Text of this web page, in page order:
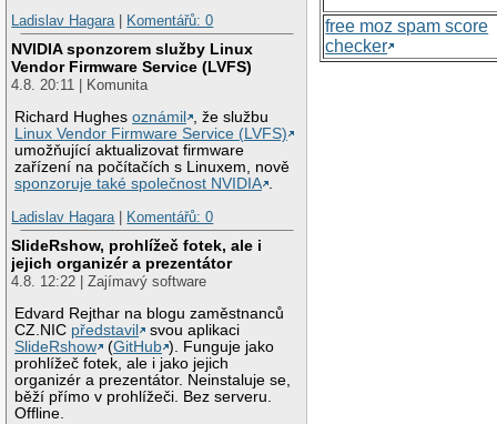
Ladislav Hagara
Komentářů: 0
NVIDIA sponzorem služby Linux
Vendor Firmware Service (LVFS)
4.8. 20:11 | Komunita
Richard Hughesoznámil
, že službu
Linux Vendor Firmware Service (LVFS)
umožňující aktualizovat firmware
zařízení na počítačích s Linuxem, nově
sponzoruje také společnost NVIDIA .
Ladislav Hagara | Komentářů: 0
SlideRshow, prohlížeč fotek, ale i
jejich organizér a prezentátor
4.8. 12:22 | Zajímavý software
Edvard Rejthar na blogu zaměstnanců
CZ.NIC představil
svou aplikaci
SlideRshow
(GitHub ). Funguje jako
prohlížeč fotek, ale i jako jejich
organizér a prezentátor. Neinstaluje se,
běží přímo v prohlížeči. Bez serveru.
Offline.
free moz spam score
checker